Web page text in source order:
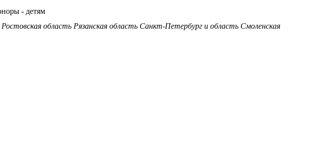
Ростовская область Рязанская область Санкт-Петербург и область Смоленская